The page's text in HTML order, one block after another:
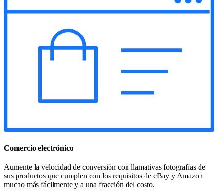
Comercio electrónico
Aumente la velocidad de conversión con llamativas fotografías de
sus productos que cumplen con los requisitos de eBay y Amazon
mucho más fácilmente y a una fracción del costo.